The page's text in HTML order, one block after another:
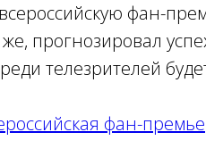
фан-
прогнозировал
телезрителей
фан-